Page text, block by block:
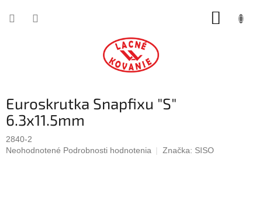
Euroskrutka Snapfixu "S"
6.3x11.5mm
2840-2
Priemerné
Neohodnotené Podrobnosti hodnotenia Značka: SISO